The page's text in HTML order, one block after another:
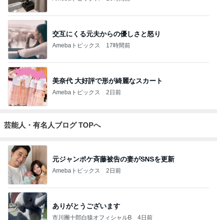
交互にくる元夫からの優しさと怒り
Amebaトピックス 17時間前
美奈代 大好評で形が綺麗なスカート
Amebaトピックス 2日前
芸能人・有名人ブログ TOPへ
元ジャンポケ斉藤被告の妻がSNSを更新
Amebaトピックス 2日前
ありがとうございます
市川團十郎白猿オフィシャルB 4日前